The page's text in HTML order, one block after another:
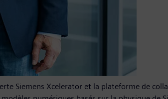
Siemens Xcelerator et la plateforme de